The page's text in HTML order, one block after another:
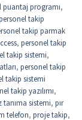
puantaj programı,
takip
takip parmak
, personel takip
takip sistemi,
, personel takip
takip sistemi
takip yazılımı,
tanıma sistemi, pır
telefon, proje takip,